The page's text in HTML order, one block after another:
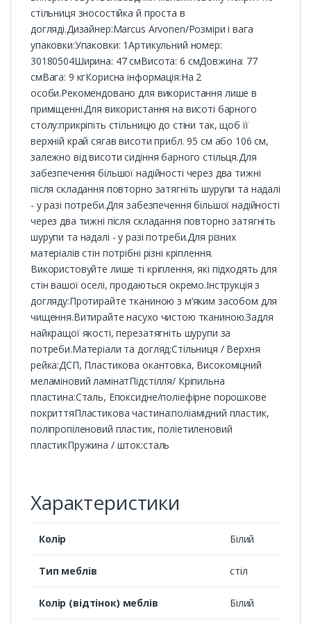
стільниця зносостійка й проста в
догляді.Дизайнер:Marcus Arvonen/Розміри і вага
упаковки:Упаковки: 1Артикульний номер:
30180504Ширина: 47 смВисота: 6 смДовжина: 77
смВага: 9 кгКорисна інформація:На 2
особи.Рекомендовано для використання лише в
приміщенні.Для використання на висоті барного
столу:прикріпіть стільницю до стіни так, щоб її
верхній край сягав висоти прибл. 95 см або 106 см,
залежно від висоти сидіння барного стільця.Для
забезпечення більшої надійності через два тижні
після складання повторно затягніть шурупи та надалі
- у разі потреби.Для забезпечення більшої надійності
через два тижні після складання повторно затягніть
шурупи та надалі - у разі потреби.Для різних
матеріалів стін потрібні різні кріплення.
Використовуйте лише ті кріплення, які підходять для
стін вашої оселі, продаються окремо.Інструкція з
догляду:Протирайте тканиною з м’яким засобом для
чищення.Витирайте насухо чистою тканиною.Задля
найкращої якості, перезатягніть шурупи за
потреби.Матеріали та догляд:Стільниця / Верхня
рейка:ДСП, Пластикова окантовка, Високоміцний
меламіновий ламінатПідстілля/ Кріпильна
пластина:Сталь, Епоксидне/поліефірне порошкове
покриттяПластикова частина:поліамідний пластик,
поліпропіленовий пластик, поліетиленовий
пластикПружина / шток:сталь
Характеристики
Колір Білий
Тип меблів стіл
Колір (відтінок) меблів Білий